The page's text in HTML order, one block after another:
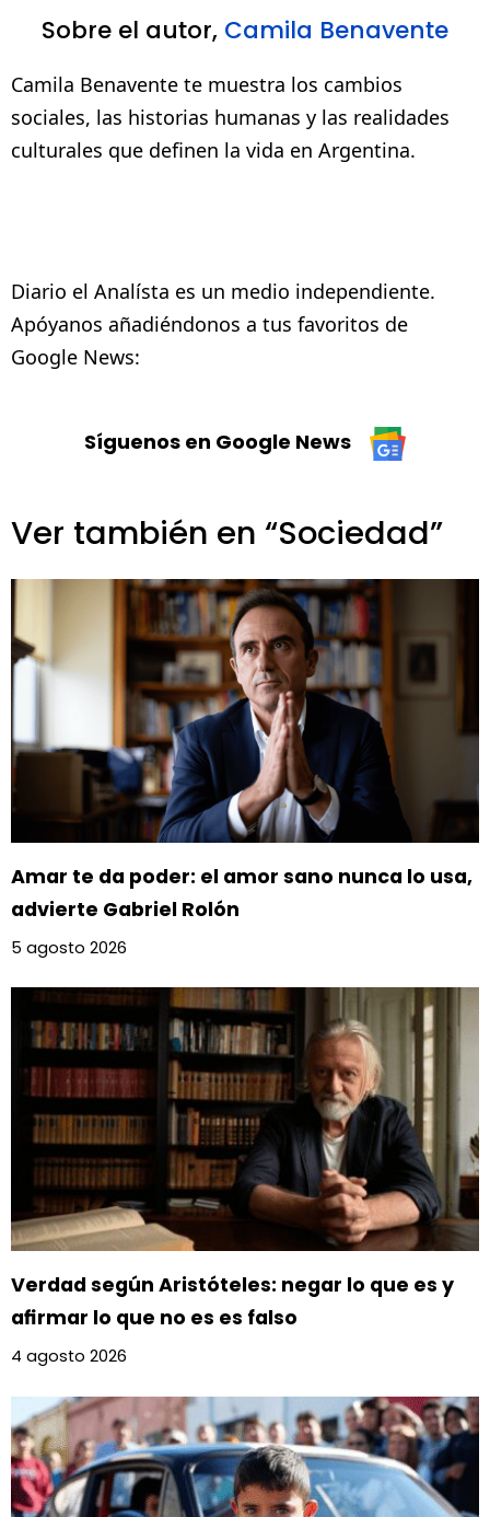
Sobre el autor, Camila Benavente
Camila Benavente te muestra los cambios
sociales, las historias humanas y las realidades
culturales que definen la vida en Argentina.
Diario el Analísta es un medio independiente.
Apóyanos añadiéndonos a tus favoritos de
Google News:
Síguenos en Google News
Ver también en “Sociedad”
Amar te da poder: el amor sano nunca lo usa,
advierte Gabriel Rolón
5 agosto 2026
Verdad según Aristóteles: negar lo que es y
afirmar lo que no es es falso
4 agosto 2026